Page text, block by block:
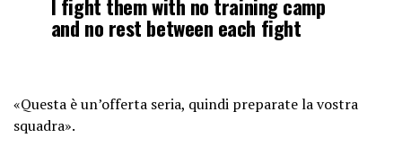
and no rest between each fight
April 20, 2023
«Questa è un’offerta seria, quindi preparate la vostra
squadra».